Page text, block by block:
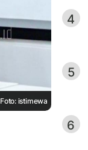
Foto: istimewa
4
5
6